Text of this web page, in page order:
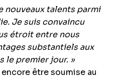
nouveaux talents parmi
Je suis convaincu
étroit entre nous
substantiels aux
le premier jour. »
encore être soumise au